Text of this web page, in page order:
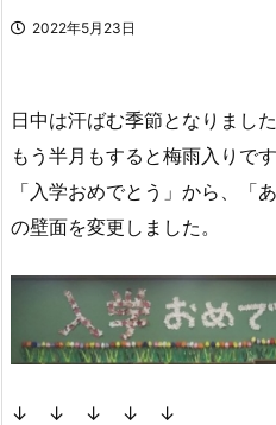
2022年5月23日
日中は汗ばむ季節となりました
もう半月もすると梅雨入りです
「入学おめでとう」から、「
の壁面を変更しました。
↓ ↓ ↓ ↓ ↓